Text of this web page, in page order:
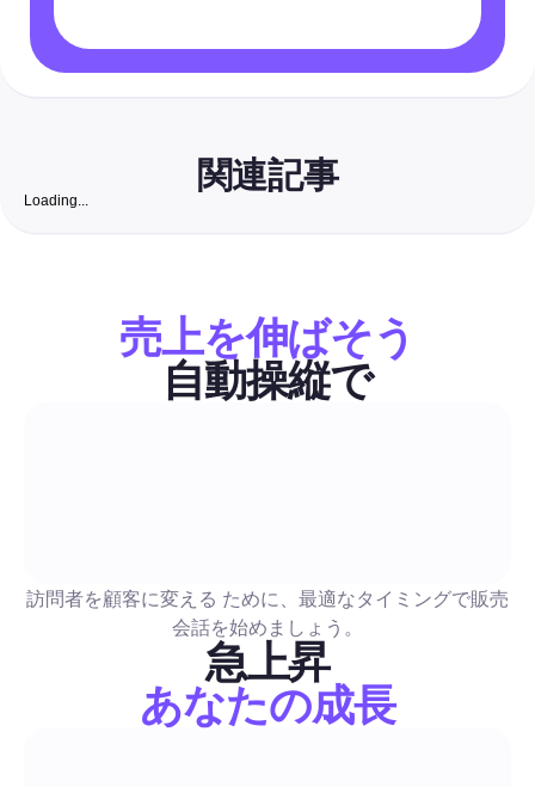
関連記事
ント、保存、DM）に結びついた繰り返し使える字幕の公式を
ょう。さらに、A/BテストやCTAスクリプトも含まれています
な例、自動化の設計図（コメント返信、DMファネル、モデレ
ン）、測定チェックリストも提供され、字幕を活用したエンゲ
販売とリード生成
リーチワークフロー
クリエイター向けの購入ガイドには、英国の料金（月額および
間）、InMailクレジットの内訳、およびクリエイター、ソーシ
ージャー、セールスプロ、リクルーター向けのシナリオベース
セージごとの費用対効果が含まれています。安全チェックリス
LinkedIn Premiumの購入、組み合わせ、またはスキップをして
リーチを安全に拡大するためのステップバイステップのハイブ
販売とリード生成
Loading...
売上を伸ばそう
自動操縦で
訪問者を顧客に変える ために、最適なタイミングで販売
会話を始めましょう。
急上昇
あなたの成長